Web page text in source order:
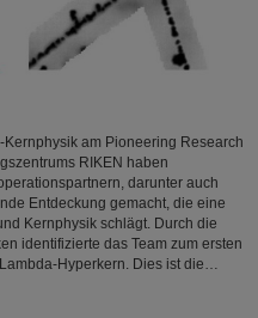
am Pioneering Research
RIKEN haben
darunter auch
Entdeckung gemacht, die eine
Kernphysik schlägt. Durch die
identifizierte das Team zum ersten
Hyperkern. Dies ist die…